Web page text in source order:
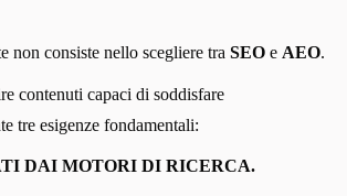
non consiste nello scegliere tra SEO e AEO.
contenuti capaci di soddisfare
tre esigenze fondamentali:
DAI MOTORI DI RICERCA.